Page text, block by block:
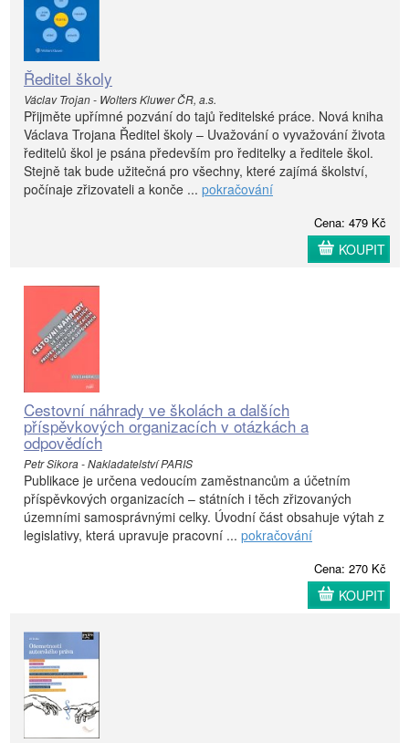
Ředitel školy
Václav Trojan - Wolters Kluwer ČR, a.s.
Přijměte upřímné pozvání do tajů ředitelské práce. Nová kniha
Václava Trojana Ředitel školy – Uvažování o vyvažování života
ředitelů škol je psána především pro ředitelky a ředitele škol.
Stejně tak bude užitečná pro všechny, které zajímá školství,
počínaje zřizovateli a konče ... pokračování
Cena: 479 Kč
KOUPIT
Cestovní náhrady ve školách a dalších
příspěvkových organizacích v otázkách a
odpovědích
Petr Sikora - Nakladatelství PARIS
Publikace je určena vedoucím zaměstnancům a účetním
příspěvkových organizacích – státních i těch zřizovaných
územními samosprávnými celky. Úvodní část obsahuje výtah z
legislativy, která upravuje pracovní ... pokračování
Cena: 270 Kč
KOUPIT